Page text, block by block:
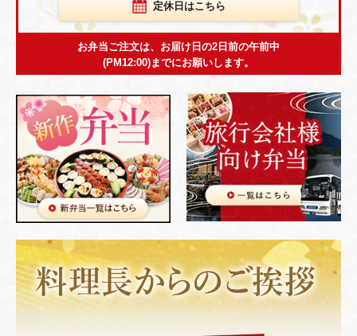
定休日はこちら
お弁当ご注文は、お届け日の2日前の午前中
(PM12:00)までにお願いします。